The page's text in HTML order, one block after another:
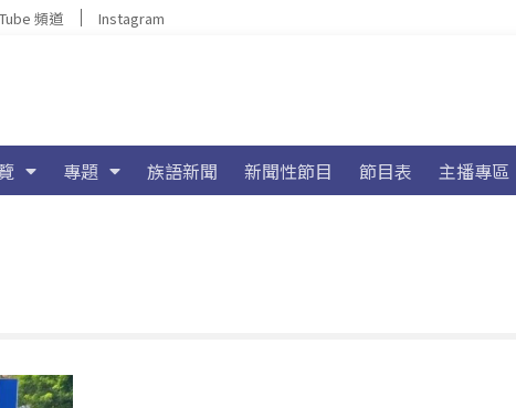
頻道 Instagram
專題 族語新聞 新聞性節目 節目表 主播專區